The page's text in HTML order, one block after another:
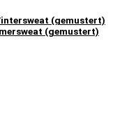
(gemustert)
(gemustert)